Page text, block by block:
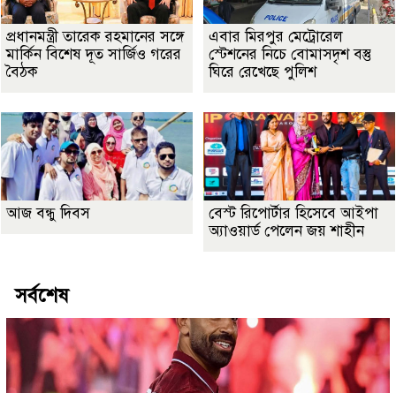
প্রধানমন্ত্রী তারেক রহমানের সঙ্গে
মার্কিন বিশেষ দূত সার্জিও গরের
বৈঠক
এবার মিরপুর মেট্রোরেল
স্টেশনের নিচে বোমাসদৃশ বস্তু
ঘিরে রেখেছে পুলিশ
আজ বন্ধু দিবস
বেস্ট রিপোর্টার হিসেবে আইপা
অ্যাওয়ার্ড পেলেন জয় শাহীন
সর্বশেষ